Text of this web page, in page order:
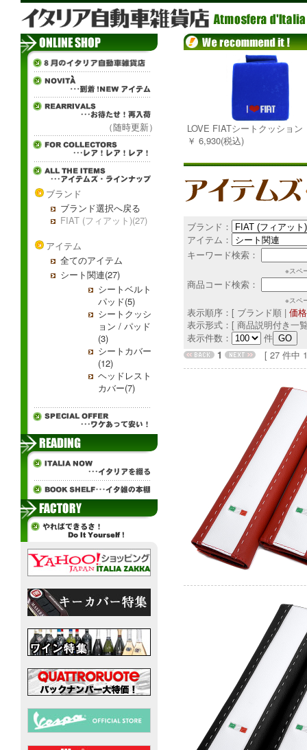
（随時更新）
ブランド
ブランド選択へ戻る
FIAT (フィアット)(27)
アイテム
全てのアイテム
シート関連(27)
シートベルト
パッド(5)
シートクッシ
ョン / パッド
(3)
シートカバー
(12)
ヘッドレスト
カバー(7)
LOVE FIATシートクッション
￥ 6,930(税込)
ブランド：
アイテム：
キーワード検索：
※スペ
商品コード検索：
※スペ
表示順序：[ ブランド順 | 価
表示形式：[ 商品説明付き一
表示件数：
件
1
[ 27 件中 1